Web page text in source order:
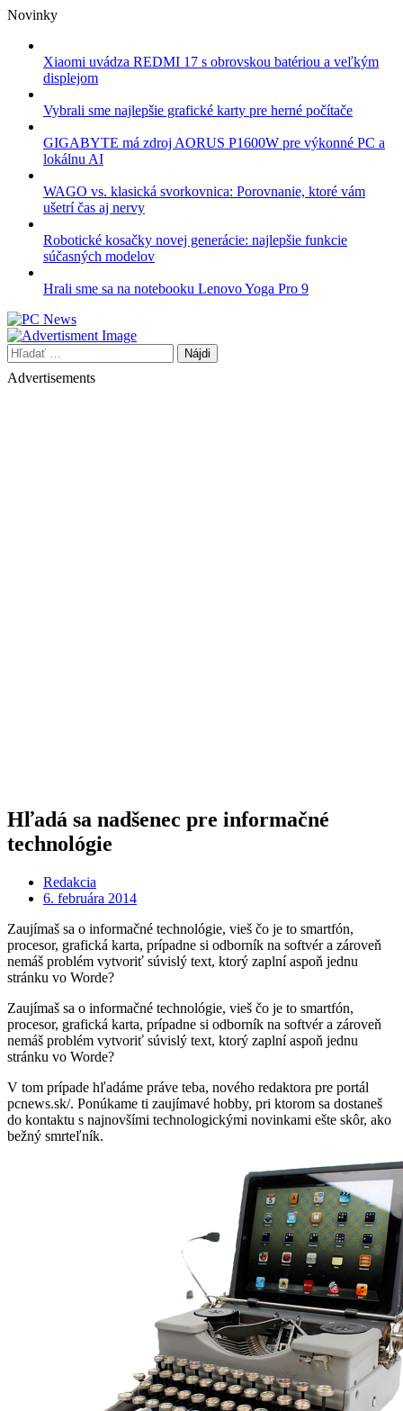
Skip
content
Novinky
Xiaomi uvádza REDMI 17 s obrovskou batériou a veľkým
displejom
Vybrali sme najlepšie grafické karty pre herné počítače
GIGABYTE má zdroj AORUS P1600W pre výkonné PC a
lokálnu AI
WAGO vs. klasická svorkovnica: Porovnanie, ktoré vám
ušetrí čas aj nervy
Robotické kosačky novej generácie: najlepšie funkcie
súčasných modelov
Hrali sme sa na notebooku Lenovo Yoga Pro 9
Hľadať:
Advertisements
Hľadá sa nadšenec pre informačné
technológie
Redakcia
6. februára 2014
Zaujímaš sa o informačné technológie, vieš čo je to smartfón,
procesor, grafická karta, prípadne si odborník na softvér a zároveň
nemáš problém vytvoriť súvislý text, ktorý zaplní aspoň jednu
stránku vo Worde?
Zaujímaš sa o informačné technológie, vieš čo je to smartfón,
procesor, grafická karta, prípadne si odborník na softvér a zároveň
nemáš problém vytvoriť súvislý text, ktorý zaplní aspoň jednu
stránku vo Worde?
V tom prípade hľadáme práve teba, nového redaktora pre portál
pcnews.sk/. Ponúkame ti zaujímavé hobby, pri ktorom sa dostaneš
do kontaktu s najnovšími technologickými novinkami ešte skôr, ako
bežný smrteľník.